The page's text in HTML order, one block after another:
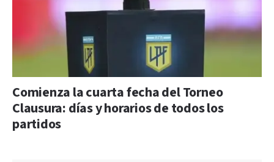
Comienza la cuarta fecha del Torneo
Clausura: días y horarios de todos los
partidos